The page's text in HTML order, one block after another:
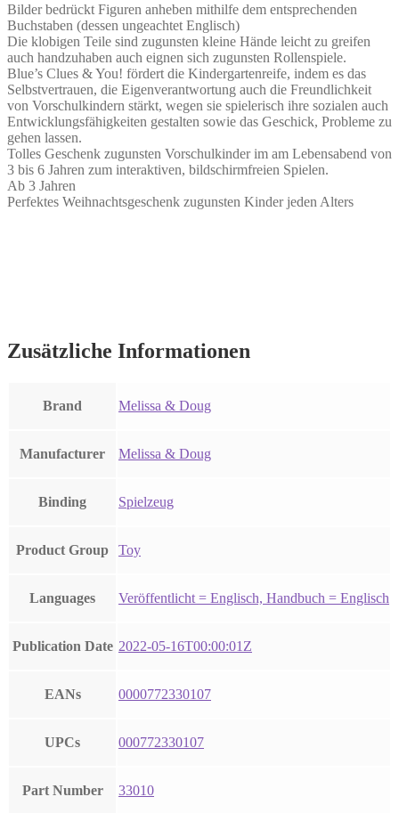
Bilder bedrückt Figuren anheben mithilfe dem entsprechenden
Buchstaben (dessen ungeachtet Englisch)
Die klobigen Teile sind zugunsten kleine Hände leicht zu greifen
auch handzuhaben auch eignen sich zugunsten Rollenspiele.
Blue’s Clues & You! fördert die Kindergartenreife, indem es das
Selbstvertrauen, die Eigenverantwortung auch die Freundlichkeit
von Vorschulkindern stärkt, wegen sie spielerisch ihre sozialen auch
Entwicklungsfähigkeiten gestalten sowie das Geschick, Probleme zu
gehen lassen.
Tolles Geschenk zugunsten Vorschulkinder im am Lebensabend von
3 bis 6 Jahren zum interaktiven, bildschirmfreien Spielen.
Ab 3 Jahren
Perfektes Weihnachtsgeschenk zugunsten Kinder jeden Alters
Zusätzliche Informationen
Brand Melissa & Doug
Manufacturer Melissa & Doug
Binding Spielzeug
Product Group Toy
Languages Veröffentlicht = Englisch, Handbuch = Englisch
Publication Date 2022-05-16T00:00:01Z
EANs 0000772330107
UPCs 000772330107
Part Number 33010